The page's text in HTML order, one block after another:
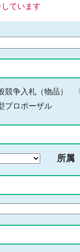
ています
競争入札（物品）
プロポーザル
所属